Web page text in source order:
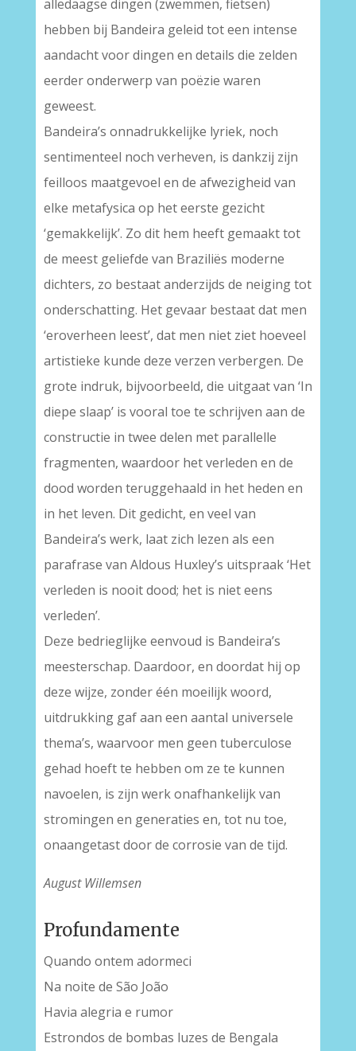
alledaagse dingen (zwemmen, fietsen)
hebben bij Bandeira geleid tot een intense
aandacht voor dingen en details die zelden
eerder onderwerp van poëzie waren
geweest.
Bandeira’s onnadrukkelijke lyriek, noch
sentimenteel noch verheven, is dankzij zijn
feilloos maatgevoel en de afwezigheid van
elke metafysica op het eerste gezicht
‘gemakkelijk’. Zo dit hem heeft gemaakt tot
de meest geliefde van Braziliës moderne
dichters, zo bestaat anderzijds de neiging tot
onderschatting. Het gevaar bestaat dat men
‘eroverheen leest’, dat men niet ziet hoeveel
artistieke kunde deze verzen verbergen. De
grote indruk, bijvoorbeeld, die uitgaat van ‘In
diepe slaap’ is vooral toe te schrijven aan de
constructie in twee delen met parallelle
fragmenten, waardoor het verleden en de
dood worden teruggehaald in het heden en
in het leven. Dit gedicht, en veel van
Bandeira’s werk, laat zich lezen als een
parafrase van Aldous Huxley’s uitspraak ‘Het
verleden is nooit dood; het is niet eens
verleden’.
Deze bedrieglijke eenvoud is Bandeira’s
meesterschap. Daardoor, en doordat hij op
deze wijze, zonder één moeilijk woord,
uitdrukking gaf aan een aantal universele
thema’s, waarvoor men geen tuberculose
gehad hoeft te hebben om ze te kunnen
navoelen, is zijn werk onafhankelijk van
stromingen en generaties en, tot nu toe,
onaangetast door de corrosie van de tijd.
August Willemsen
Profundamente
Quando ontem adormeci
Na noite de São João
Havia alegria e rumor
Estrondos de bombas luzes de Bengala